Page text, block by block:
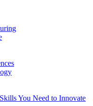
You Need to Innovate